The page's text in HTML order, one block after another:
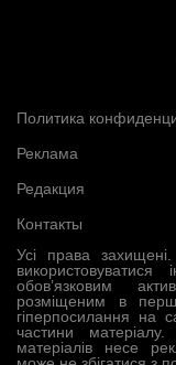
Усі права
обов’язковим
розміщеним в
гіперпосилання на
частини
матеріалів несе
Политика
Реклама
Редакция
Контакты